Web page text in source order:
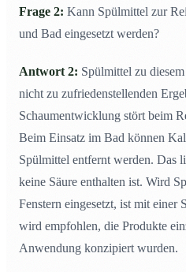
Frage 2: Kann Spülmittel zur
und Bad eingesetzt werden?
Antwort 2: Spülmittel zu
nicht zu zufriedenstellenden
Schaumentwicklung stört beim
Beim Einsatz im Bad können
Spülmittel entfernt werden. Das
keine Säure enthalten ist. Wird
Fenstern eingesetzt, ist mit einer
wird empfohlen, die Produkte
Anwendung konzipiert wurden.